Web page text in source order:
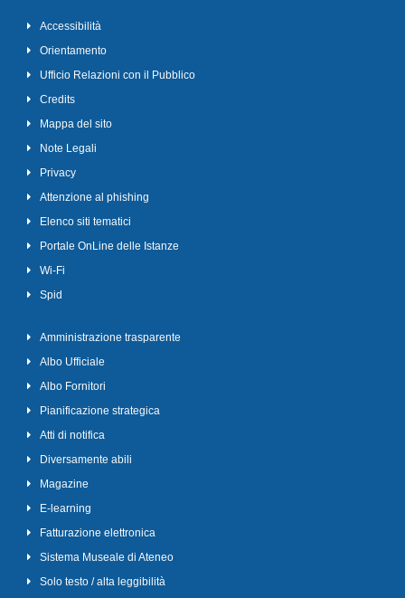
Accessibilità
Orientamento
Ufficio Relazioni con il Pubblico
Credits
Mappa del sito
Note Legali
Privacy
Attenzione al phishing
Elenco siti tematici
Portale OnLine delle Istanze
Wi-Fi
Spid
Amministrazione trasparente
Albo Ufficiale
Albo Fornitori
Pianificazione strategica
Atti di notifica
Diversamente abili
Magazine
E-learning
Fatturazione elettronica
Sistema Museale di Ateneo
Solo testo / alta leggibilità